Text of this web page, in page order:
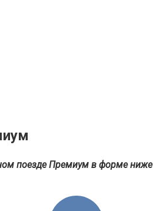
поезде Премиум в форме ниже